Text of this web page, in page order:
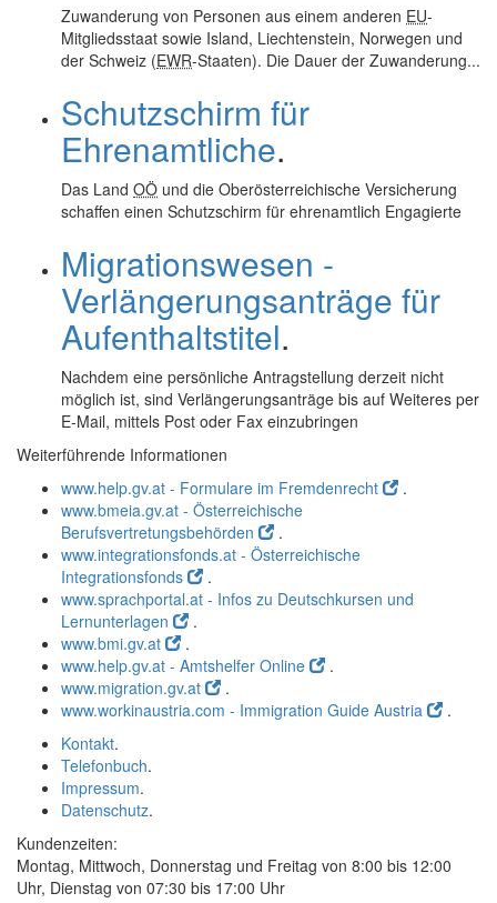
Zuwanderung von Personen aus einem anderen EU-
Mitgliedsstaat sowie Island, Liechtenstein, Norwegen und
der Schweiz (EWR-Staaten). Die Dauer der Zuwanderung...
Schutzschirm für
Ehrenamtliche.
Das Land OÖ und die Oberösterreichische Versicherung
schaffen einen Schutzschirm für ehrenamtlich Engagierte
Migrationswesen -
Verlängerungsanträge für
Aufenthaltstitel.
Nachdem eine persönliche Antragstellung derzeit nicht
möglich ist, sind Verlängerungsanträge bis auf Weiteres per
E-Mail, mittels Post oder Fax einzubringen
Weiterführende Informationen
www.help.gv.at - Formulare im Fremdenrecht
.
www.bmeia.gv.at - Österreichische
Berufsvertretungsbehörden
.
www.integrationsfonds.at - Österreichische
Integrationsfonds
.
www.sprachportal.at - Infos zu Deutschkursen und
Lernunterlagen
.
www.bmi.gv.at
.
www.help.gv.at - Amtshelfer Online
.
www.migration.gv.at
.
www.workinaustria.com - Immigration Guide Austria
.
Kontakt.
Telefonbuch.
Impressum.
Datenschutz.
Kundenzeiten:
Montag, Mittwoch, Donnerstag und Freitag von 8:00 bis 12:00
Uhr, Dienstag von 07:30 bis 17:00 Uhr